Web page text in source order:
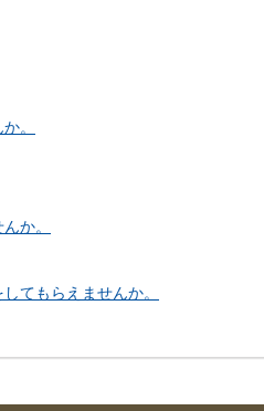
。
か。
てもらえませんか。